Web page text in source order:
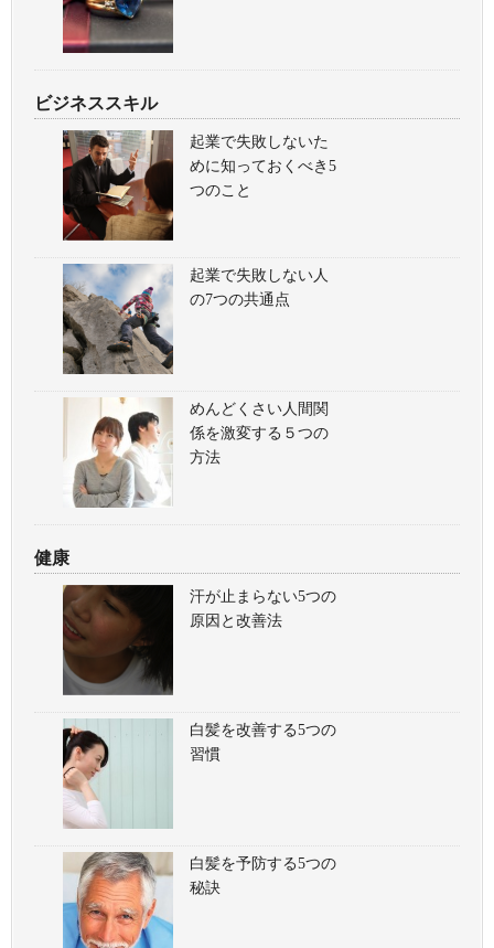
ビジネススキル
起業で失敗しないた
めに知っておくべき5
つのこと
起業で失敗しない人
の7つの共通点
めんどくさい人間関
係を激変する５つの
方法
健康
汗が止まらない5つの
原因と改善法
白髪を改善する5つの
習慣
白髪を予防する5つの
秘訣